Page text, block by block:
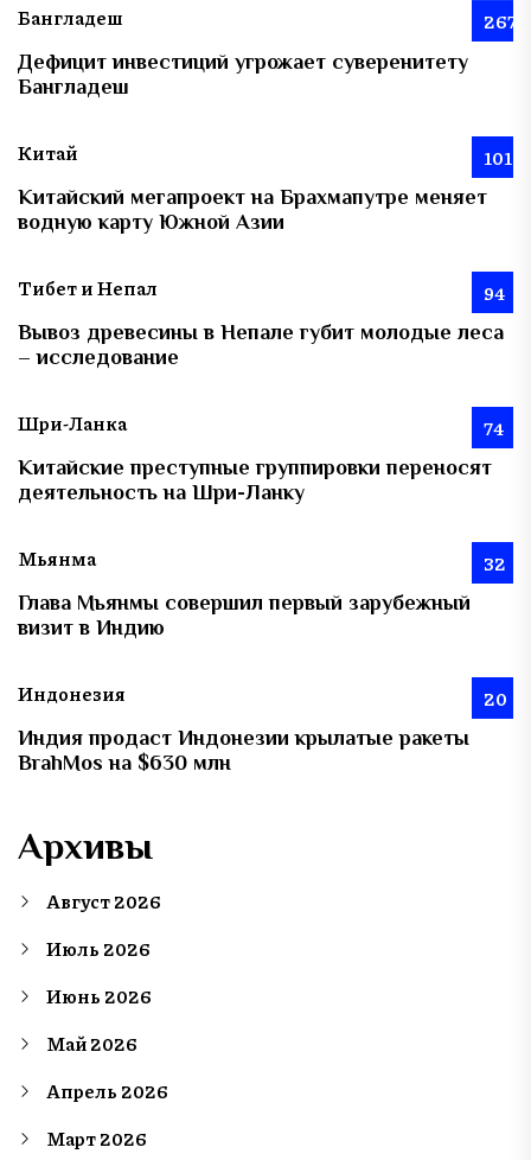
Бангладеш 267
Дефицит инвестиций угрожает суверенитету
Бангладеш
Китай 101
Китайский мегапроект на Брахмапутре меняет
водную карту Южной Азии
Тибет и Непал 94
Вывоз древесины в Непале губит молодые леса
– исследование
Шри-Ланка 74
Китайские преступные группировки переносят
деятельность на Шри-Ланку
Мьянма 32
Глава Мьянмы совершил первый зарубежный
визит в Индию
Индонезия 20
Индия продаст Индонезии крылатые ракеты
BrahMos на $630 млн
Архивы
Август 2026
Июль 2026
Июнь 2026
Май 2026
Апрель 2026
Март 2026